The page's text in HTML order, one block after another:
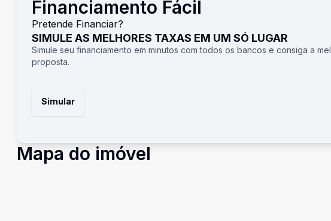
Financiamento Fácil
Pretende Financiar?
SIMULE AS MELHORES TAXAS EM UM SÓ LUGAR
Simule seu financiamento em minutos com todos os bancos e consiga a
proposta.
Simular
Mapa do imóvel